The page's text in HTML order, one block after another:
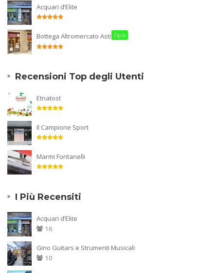
Acquari d’Elite
Bottega Altromercato Asti Equo
Recensioni Top degli Utenti
Etnatost
Il Campione Sport
Marmi Fontanelli
I Più Recensiti
Acquari d’Elite
16
Gino Guitars e Strumenti Musicali
10